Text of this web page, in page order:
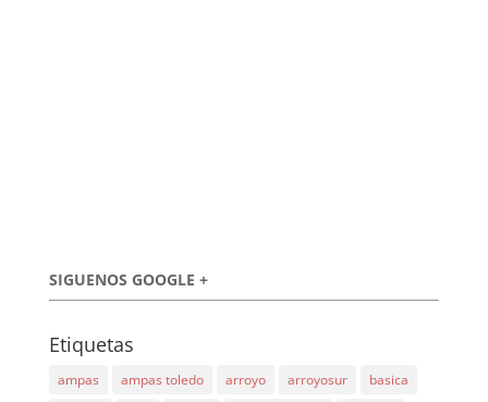
SIGUENOS GOOGLE +
Etiquetas
ampas ampas toledo arroyo arroyosur
basica